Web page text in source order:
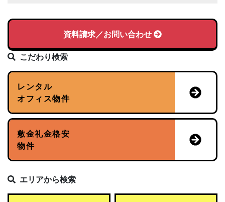
資料請求／お問い合わせ
こだわり検索
レンタル
オフィス物件
敷金礼金格安
物件
エリアから検索